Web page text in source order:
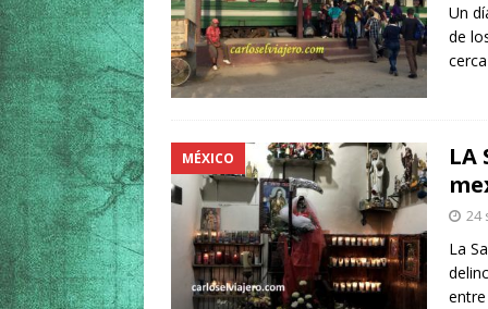
Un
de
MÉXICO
LA
24
La